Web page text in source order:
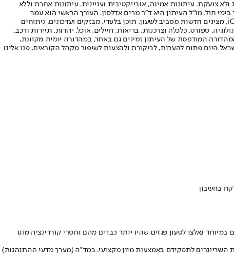
צועקת. עיתונות אמינה, אובייקטיבית ועניינית. עיתונות אחרת וללא
בעל שיעור החשיפה הגבוה ביותר בימי חול. מו"ל העיתון היא ד"ר מרים אדלסון. העורך הראשי הוא עמר
לחמנוביץ, והעורך המייסד הוא עמוס רגב. אתרי האינטרנט של "ישראל היום" בעברית ובאנגלית, כמו כן היישומונים (אפליקציות) לאנדרואיד ול-iOS, מציגים חדשות מסביב לשעון, תוכן בלעדי, מבזקים ועדכונים, ניתוחים
ספורט, כלכלה וצרכנות, בריאות, חיילים, אוכל, יהדות, תיירות ורכב.
המהדורה המודפסת של העיתון זמינים גם באתר, במהדורה יומית מקוונת,
היום פתוח להערות, לביקורת ולהצעות לשיפור מקהל הקוראים. פנו אלינו
בחשבון
נאלצו לטעון פגזים שהיו יותר כבדים מהם וחסרי קורדינציה מונו
השריונרים לתפקידם באמצעות מיון מקצועי. במד"ה (מערך מדעי ההתנהגות)